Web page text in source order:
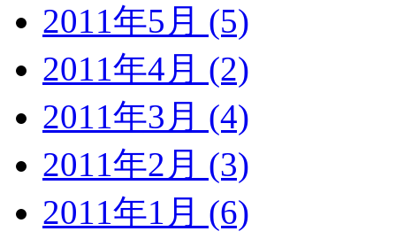
2011年5月 (5)
2011年4月 (2)
2011年3月 (4)
2011年2月 (3)
2011年1月 (6)